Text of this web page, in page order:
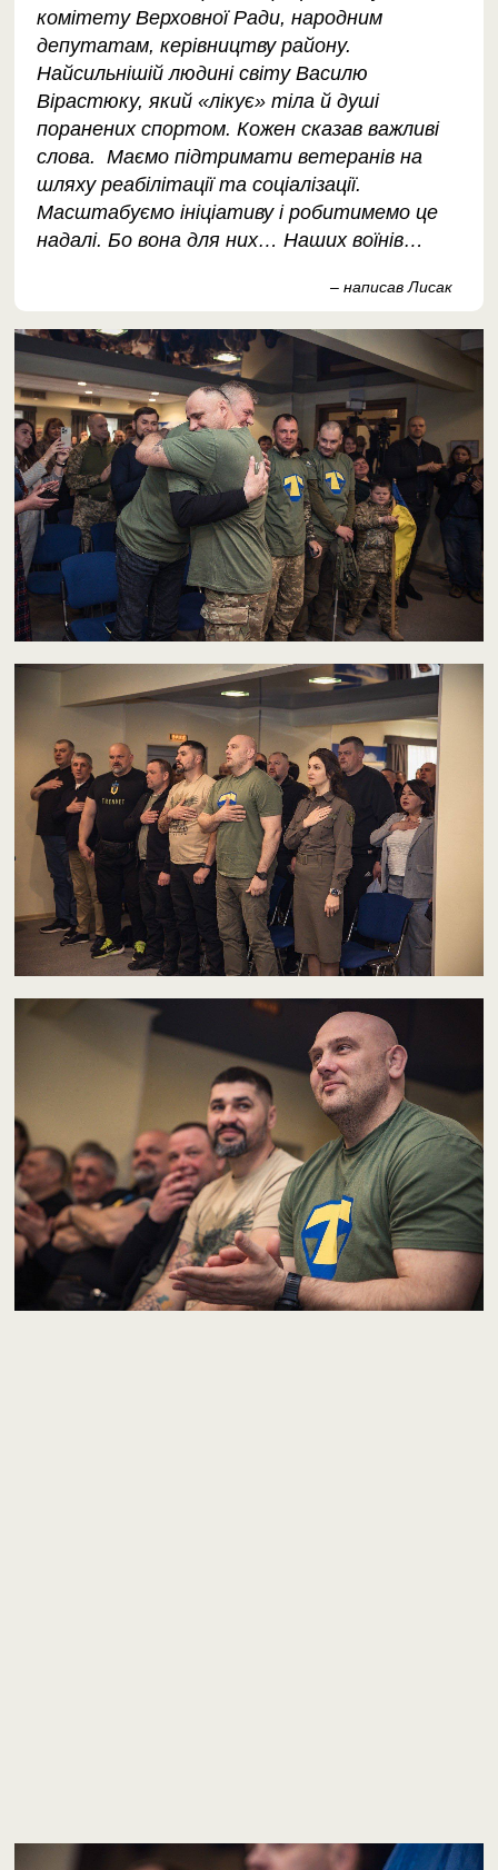
комітету Верховної Ради, народним
депутатам, керівництву району.
Найсильнішій людині світу Василю
Вірастюку, який «лікує» тіла й душі
поранених спортом. Кожен сказав важливі
слова. Маємо підтримати ветеранів на
шляху реабілітації та соціалізації.
Масштабуємо ініціативу і робитимемо це
надалі. Бо вона для них… Наших воїнів…
– написав Лисак